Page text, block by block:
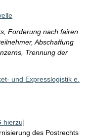
Forderung nach fairen
Abschaffung
Trennung der
und Expresslogistik e.
hierzu]
des Postrechts